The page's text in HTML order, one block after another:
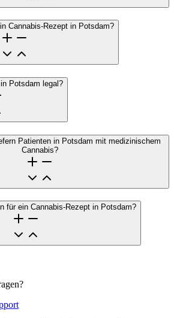
Cannabis-Rezept in Potsdam?
Potsdam legal?
Patienten in Potsdam mit medizinischem
Cannabis?
für ein Cannabis-Rezept in Potsdam?